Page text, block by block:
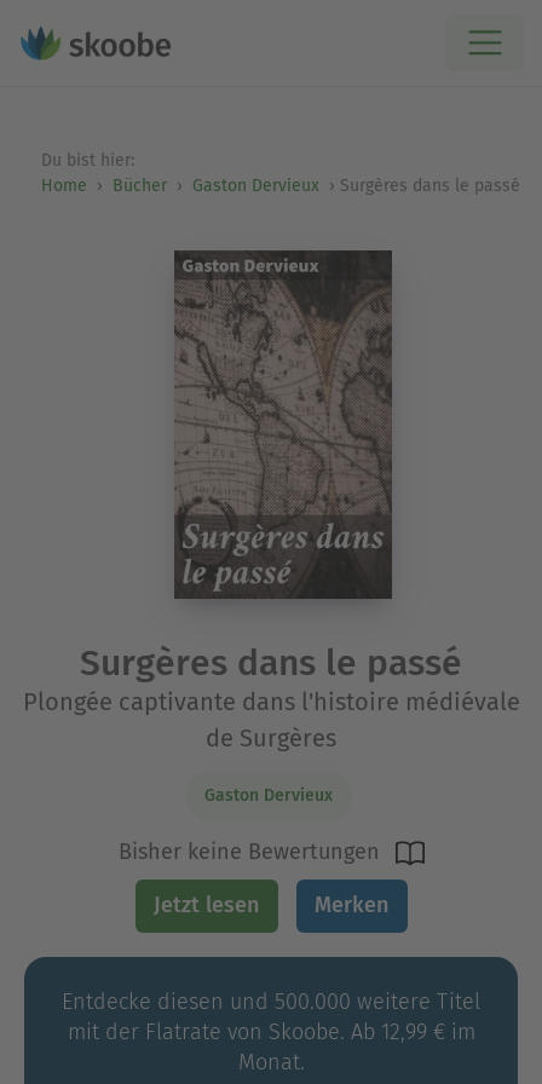
Du bist hier:
Home
Bücher Gaston Dervieux Surgères dans le passé
Surgères dans le passé
Plongée captivante dans l'histoire médiévale
de Surgères
Gaston Dervieux
Bisher keine Bewertungen
Jetzt lesen Merken
Entdecke diesen und 500.000 weitere Titel
mit der Flatrate von Skoobe. Ab 12,99 € im
Monat.